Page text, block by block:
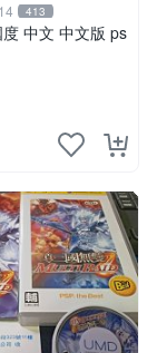
413
中文 中文版 ps